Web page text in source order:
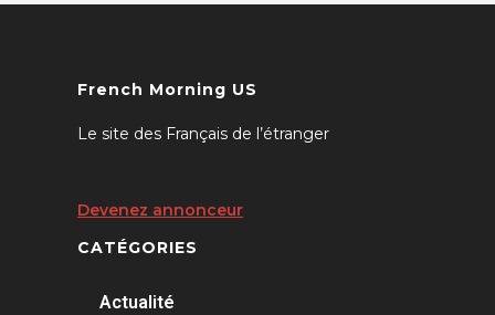
French Morning US
Le site des Français de l’étranger
Devenez annonceur
CATÉGORIES
Actualité